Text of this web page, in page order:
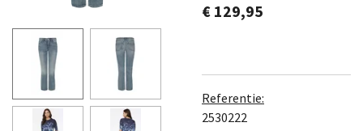
€ 129,95
Referentie:
2530222